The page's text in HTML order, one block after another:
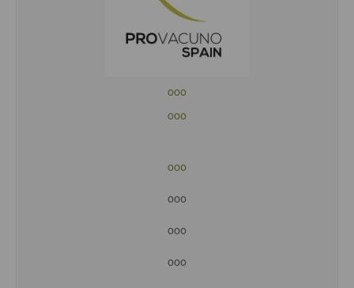
ooo
ooo
ooo
ooo
ooo
ooo